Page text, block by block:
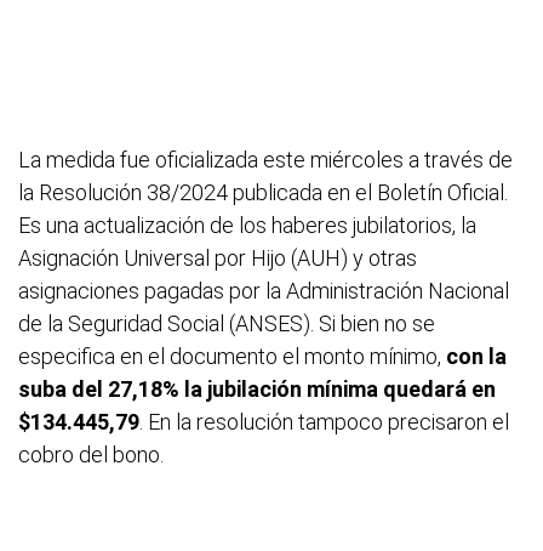
La medida fue oficializada este miércoles a través de
la Resolución 38/2024 publicada en el Boletín Oficial.
Es una actualización de los haberes jubilatorios, la
Asignación Universal por Hijo (AUH) y otras
asignaciones pagadas por la Administración Nacional
de la Seguridad Social (ANSES). Si bien no se
especifica en el documento el monto mínimo, con la
suba del 27,18% la jubilación mínima quedará en
$134.445,79 . En la resolución tampoco precisaron el
cobro del bono.